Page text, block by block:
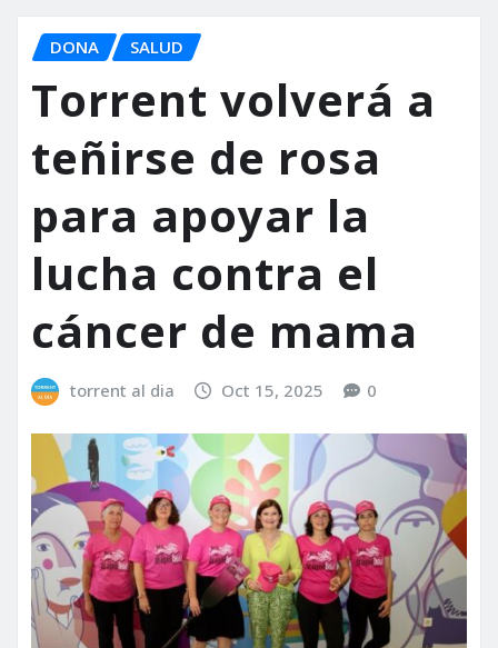
DONA SALUD
Torrent volverá a
teñirse de rosa
para apoyar la
lucha contra el
cáncer de mama
torrent al dia Oct 15, 2025 0